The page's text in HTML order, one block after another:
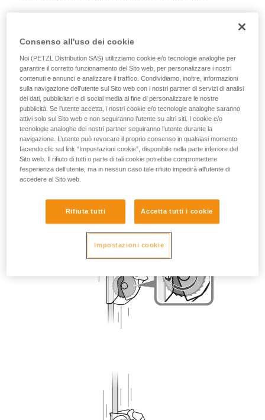
Una volta posizionato sulla fune l’ASAP o ASAP LOCK, far
scorrere rapidamente il dispositivo verso il basso. Un
movimento rapido della mano consente di raggiungere
facilmente la velocità di 2 m/s, il dispositivo deve bloccare.
Se non blocca, controllare l’installazione o ispezionare lo
stato del dispositivo.
Consenso all'uso dei cookie
Noi (PETZL Distribution SAS) utilizziamo cookie e/o tecnologie analoghe per
garantire il corretto funzionamento del Sito web, per personalizzare i nostri
contenuti e annunci e analizzare il traffico. Condividiamo, inoltre, informazioni
sulla navigazione dell’utente sul Sito web con i nostri partner di servizi di analisi
dei dati, pubblicitari e di social media al fine di personalizzare le nostre
pubblicità. Se l’utente accetta, i nostri cookie e/o tecnologie analoghe saranno
attivi solo sul Sito web e non seguiranno l’utente su altri siti. I cookie e/o
tecnologie analoghe dei nostri partner seguiranno l’utente durante la
navigazione. L’utente può revocare il proprio consenso in qualsiasi momento
facendo clic sul link “Impostazioni cookie”, disponibile nella parte inferiore del
Sito web. Il rifiuto di tutti o parte di tali cookie potrebbe compromettere
l’esperienza dell’utente, ma in nessun caso tale rifiuto impedirà all’utente di
accedere al Sito web.
Rifiuta tutti Accetta tutti i cookie
Impostazioni cookie